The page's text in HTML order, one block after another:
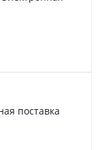
поставка